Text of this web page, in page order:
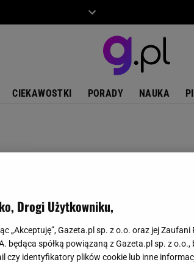
CIEKAWOSTKI PORADY NAUKA
Drogi Użytkowniku,
„Akceptuję”, Gazeta.pl sp. z o.o. oraz jej
będąca spółką powiązaną z Gazeta.pl sp. z
czy identyfikatory plików cookie lub inne